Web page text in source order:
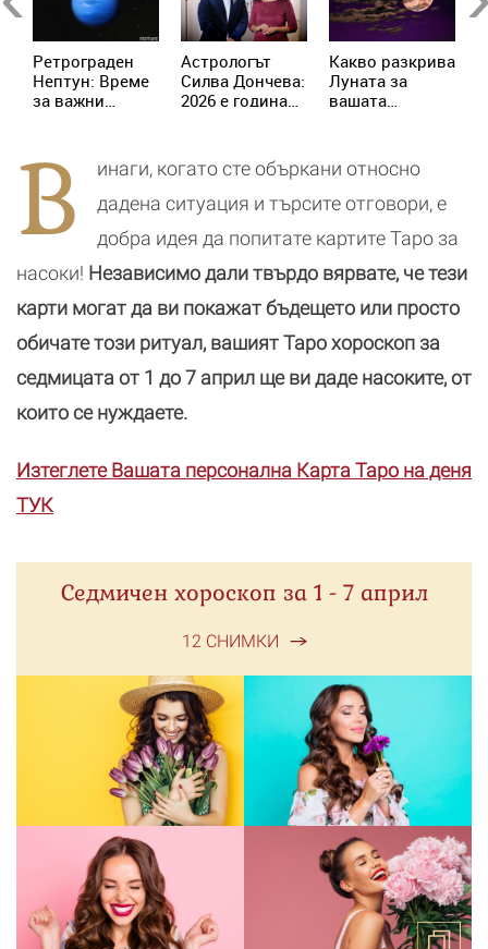
Ретрограден
Нептун: Време
за важни
Астрологът
Силва Дончева:
2026 е година
отключват
новата
реалност
Kакво разкрива
Луната за
вашата
В
инаги, когато сте объркани относно
дадена ситуация и търсите отговори, е
добра идея да попитате картите Таро за
насоки! Независимо дали твърдо вярвате, че тези
карти могат да ви покажат бъдещето или просто
обичате този ритуал, вашият Таро хороскоп за
седмицата от 1 до 7 април ще ви даде насоките, от
които се нуждаете.
Изтеглете Вашата персонална Карта Таро на деня
ТУК
Седмичен хороскоп за 1 - 7 април
12 СНИМКИ